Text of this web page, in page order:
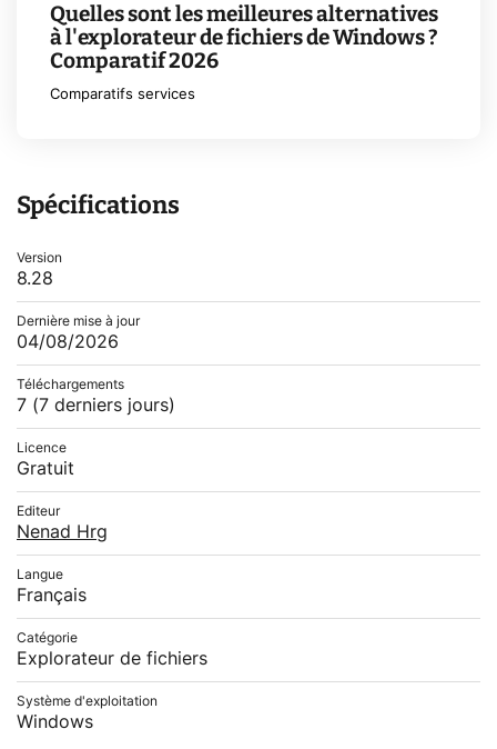
Quelles sont les meilleures alternatives
à l'explorateur de fichiers de Windows ?
Comparatif 2026
Comparatifs services
Spécifications
Version
8.28
Dernière mise à jour
04/08/2026
Téléchargements
7 (7 derniers jours)
Licence
Gratuit
Editeur
Nenad Hrg
Langue
Français
Catégorie
Explorateur de fichiers
Système d'exploitation
Windows